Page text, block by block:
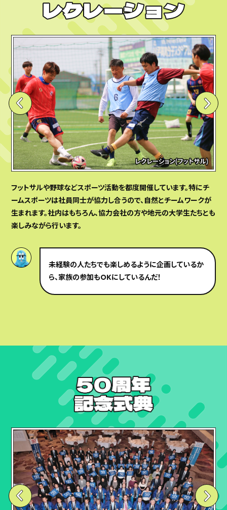
フットサルや野球などスポーツ活動を都度開催しています。特にチ
ームスポーツは社員同士が協力し合うので、自然とチームワークが
生まれます。社内はもちろん、協力会社の方や地元の大学生たちとも
楽しみながら行います。
未経験の人たちでも楽しめるように企画しているか
ら、家族の参加もOKにしているんだ！